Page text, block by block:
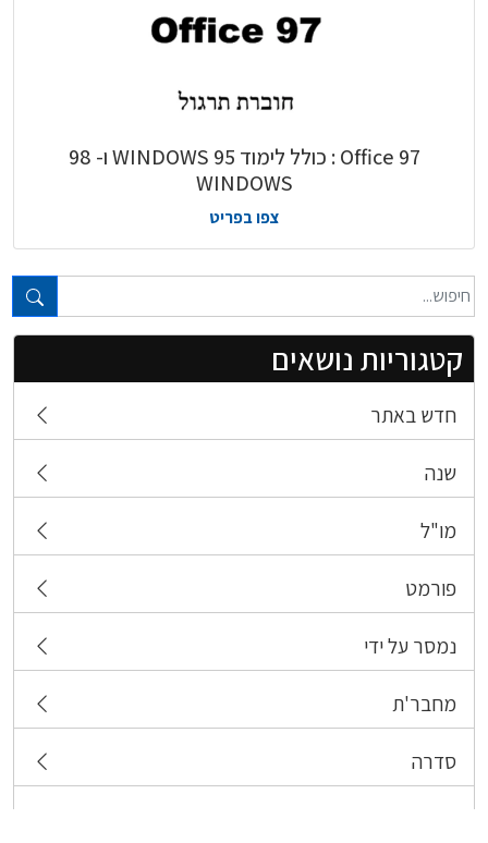
טקסט חופשי...
קטגוריות נושאים
חדש באתר
שנה
מו"ל
פורמט
נמסר על ידי
מחבר'ת
סדרה
Office 97 : כולל לימוד 95 WINDOWS ו- 98
WINDOWS
צפו בפריט